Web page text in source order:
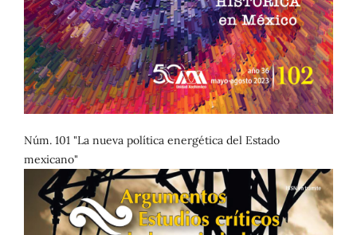
Núm. 101 "La nueva política energética del Estado
mexicano"